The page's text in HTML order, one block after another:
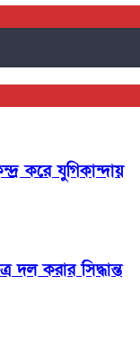
করে যুগিকান্দায়
করার সিদ্ধান্ত